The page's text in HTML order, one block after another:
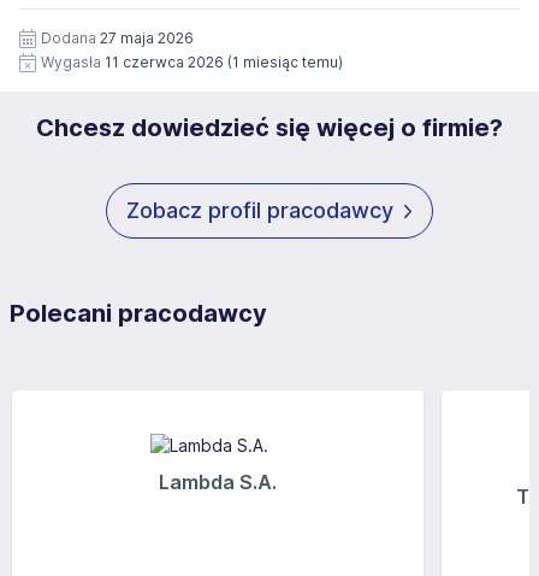
https://www.workprofit.pl/klauzula-informacyjna.html
12 miesięcy. Zgoda jest dobrowolna i może być w każdym
czasie wycofana.
Dodana 27 maja 2026
Wygasła 11 czerwca 2026 (1 miesiąc temu)
Chcesz dowiedzieć się więcej o firmie?
Zobacz profil pracodawcy
Polecani pracodawcy
Lambda S.A.